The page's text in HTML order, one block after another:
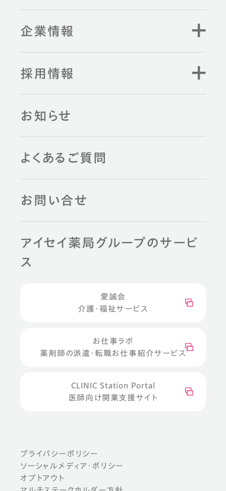
企業情報
採用情報
お知らせ
よくあるご質問
お問い合せ
アイセイ薬局グループのサービ
ス
愛誠会
介護・福祉サービス
お仕事ラボ
薬剤師の派遣・転職お仕事紹介サービス
CLINIC Station Portal
医師向け開業支援サイト
プライバシーポリシー
ソーシャルメディア・ポリシー
オプトアウト